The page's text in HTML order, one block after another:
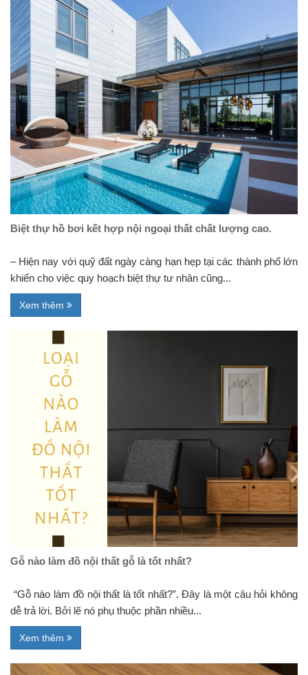
Biệt thự hồ bơi kết hợp nội ngoại thất chất lượng cao.
– Hiện nay với quỹ đất ngày càng hạn hẹp tại các thành phố lớn
khiến cho việc quy hoạch biệt thự tư nhân cũng...
Xem thêm
Gỗ nào làm đồ nội thất gỗ là tốt nhất?
“Gỗ nào làm đồ nội thất là tốt nhất?”. Đây là một câu hỏi không
dễ trả lời. Bởi lẽ nó phụ thuộc phần nhiều...
Xem thêm